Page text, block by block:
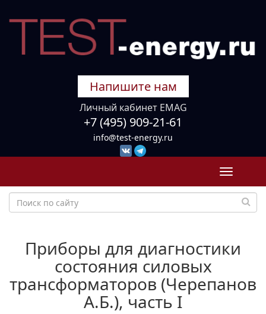
Напишите нам
Личный кабинет EMAG
+7 (495) 909-21-61
info@test-energy.ru
Toggle
Приборы для диагностики
состояния силовых
трансформаторов (Черепанов
А.Б.), часть I